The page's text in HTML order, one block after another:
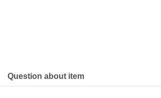
Question about item